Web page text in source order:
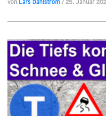
von Lars Dahlstrom / 25. Januar